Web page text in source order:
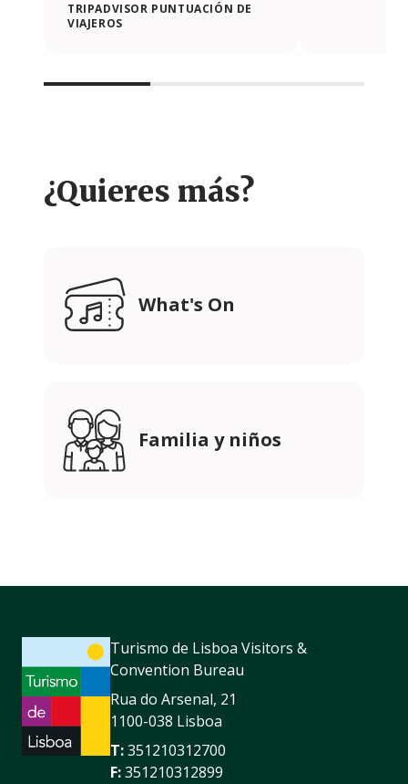
TRIPADVISOR PUNTUACIÓN DE
VIAJEROS
¿Quieres más?
What's On
Familia y niños
Turismo de Lisboa Visitors &
Convention Bureau
Rua do Arsenal, 21
1100-038 Lisboa
T:351210312700
F:351210312899